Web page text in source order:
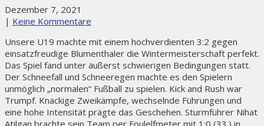
Dezember 7, 2021
| Keine Kommentare
Unsere U19 machte mit einem hochverdienten 3:2 gegen
einsatzfreudige Blumenthaler die Wintermeisterschaft perfekt.
Das Spiel fand unter äußerst schwierigen Bedingungen statt.
Der Schneefall und Schneeregen machte es den Spielern
unmöglich „normalen“ Fußball zu spielen. Kick and Rush war
Trumpf. Knackige Zweikämpfe, wechselnde Führungen und
eine hohe Intensität prägte das Geschehen. Sturmführer Nihat
Atilgan brachte sein Team per Foulelfmeter mit 1:0 (33.) in